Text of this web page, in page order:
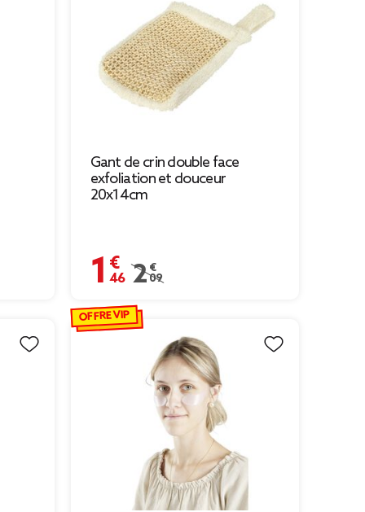
Gant de crin double face
exfoliation et douceur
20x14cm
1,46 €
Prix remisé de 2,09 € à 1,46 €
2,09 €
OFFRE VIP